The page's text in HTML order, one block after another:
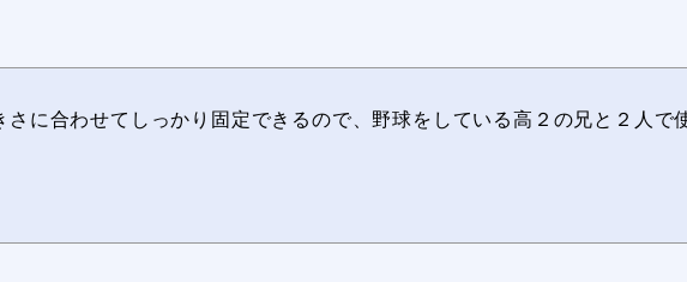
さに合わせてしっかり固定できるので、野球をしている高２の兄と２人で